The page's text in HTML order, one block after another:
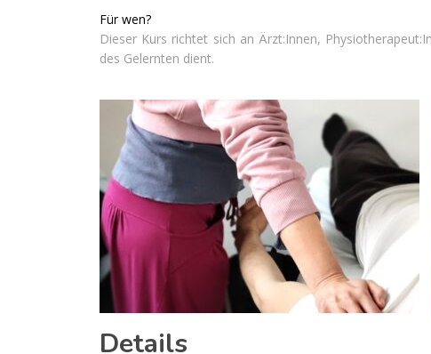
Für wen?
Dieser Kurs richtet sich an Ärzt:Innen,
des Gelernten dient.
Details